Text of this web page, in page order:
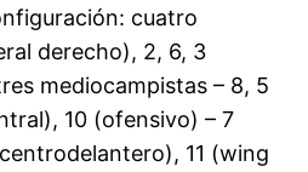
cuatro
derecho), 2, 6, 3
mediocampistas – 8, 5
10 (ofensivo) – 7
11 (wing